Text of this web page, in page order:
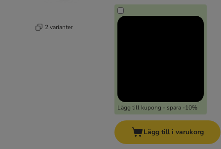
2 varianter
Lägg till kupong - spara -10%
Lägg till i varukorg